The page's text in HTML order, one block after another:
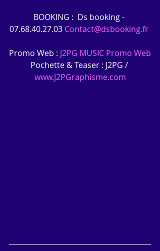
BOOKING :  Ds booking -
07.68.40.27.03 Contact@dsbooking.fr
Promo Web : J2PG MUSIC Promo Web
Pochette & Teaser : J2PG /
www.J2PGraphisme.com